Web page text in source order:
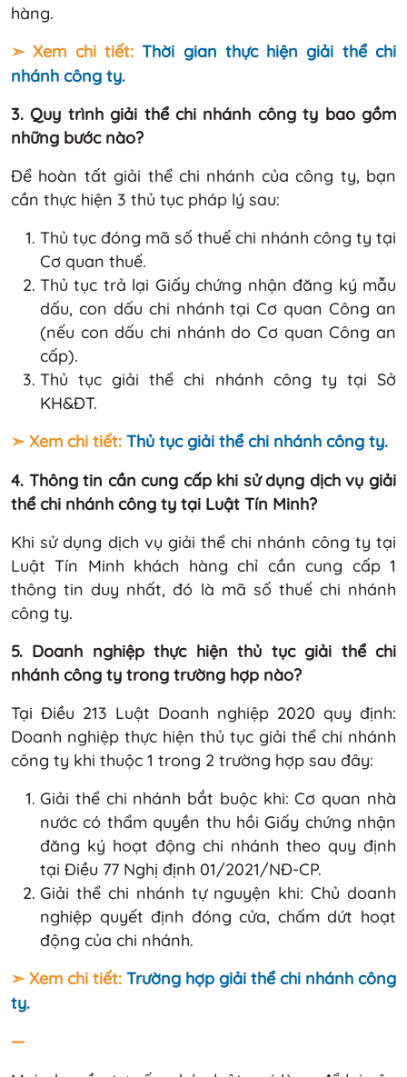
hàng.
➣ Xem chi tiết:Thời gian thực hiện giải thể chi
nhánh công ty.
3. Quy trình giải thể chi nhánh công ty bao gồm
những bước nào?
Để hoàn tất giải thể chi nhánh của công ty, bạn
cần thực hiện 3 thủ tục pháp lý sau:
Thủ tục đóng mã số thuế chi nhánh công ty tại
Cơ quan thuế.
Thủ tục trả lại Giấy chứng nhận đăng ký mẫu
dấu, con dấu chi nhánh tại Cơ quan Công an
(nếu con dấu chi nhánh do Cơ quan Công an
cấp).
Thủ tục giải thể chi nhánh công ty tại Sở
KH&ĐT.
➣ Xem chi tiết: Thủ tục giải thể chi nhánh công ty.
4. Thông tin cần cung cấp khi sử dụng dịch vụ giải
thể chi nhánh công ty tại Luật Tín Minh?
Khi sử dụng dịch vụ giải thể chi nhánh công ty tại
Luật Tín Minh khách hàng chỉ cần cung cấp 1
thông tin duy nhất, đó là mã số thuế chi nhánh
công ty.
5. Doanh nghiệp thực hiện thủ tục giải thể chi
nhánh công ty trong trường hợp nào?
Tại Điều 213 Luật Doanh nghiệp 2020 quy định:
Doanh nghiệp thực hiện thủ tục giải thể chi nhánh
công ty khi thuộc 1 trong 2 trường hợp sau đây:
Giải thể chi nhánh bắt buộc khi: Cơ quan nhà
nước có thẩm quyền thu hồi Giấy chứng nhận
đăng ký hoạt động chi nhánh theo quy định
tại Điều 77 Nghị định 01/2021/NĐ-CP.
Giải thể chi nhánh tự nguyện khi: Chủ doanh
nghiệp quyết định đóng cửa, chấm dứt hoạt
động của chi nhánh.
➣ Xem chi tiết: Trường hợp giải thể chi nhánh công
ty.
—